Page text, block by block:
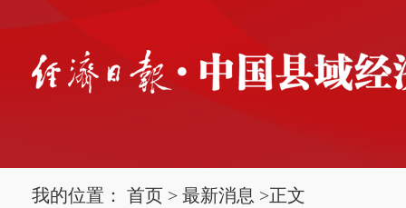
我的位置： 首页 > 最新消息 >正文